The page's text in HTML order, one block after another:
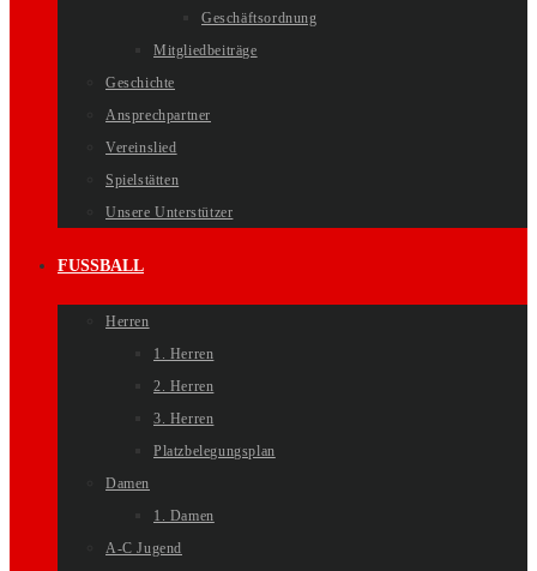
Geschäftsordnung
Mitgliedbeiträge
Geschichte
Ansprechpartner
Vereinslied
Spielstätten
Unsere Unterstützer
FUSSBALL
Herren
1. Herren
2. Herren
3. Herren
Platzbelegungsplan
Damen
1. Damen
A-C Jugend